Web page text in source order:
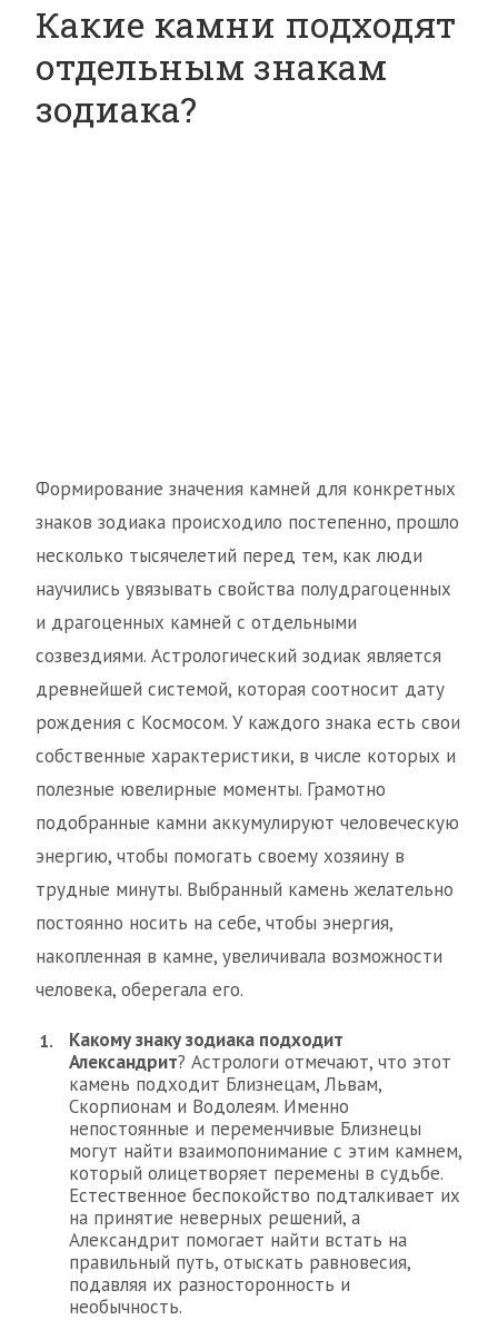
Какие камни подходят
отдельным знакам
зодиака?
Формирование значения камней для конкретных
знаков зодиака происходило постепенно, прошло
несколько тысячелетий перед тем, как люди
научились увязывать свойства полудрагоценных
и драгоценных камней с отдельными
созвездиями. Астрологический зодиак является
древнейшей системой, которая соотносит дату
рождения с Космосом. У каждого знака есть свои
собственные характеристики, в числе которых и
полезные ювелирные моменты. Грамотно
подобранные камни аккумулируют человеческую
энергию, чтобы помогать своему хозяину в
трудные минуты. Выбранный камень желательно
постоянно носить на себе, чтобы энергия,
накопленная в камне, увеличивала возможности
человека, оберегала его.
Какому знаку зодиака подходит
Александрит? Астрологи отмечают, что этот
камень подходит Близнецам, Львам,
Скорпионам и Водолеям. Именно
непостоянные и переменчивые Близнецы
могут найти взаимопонимание с этим камнем,
который олицетворяет перемены в судьбе.
Естественное беспокойство подталкивает их
на принятие неверных решений, а
Александрит помогает найти встать на
правильный путь, отыскать равновесия,
подавляя их разносторонность и
необычность.